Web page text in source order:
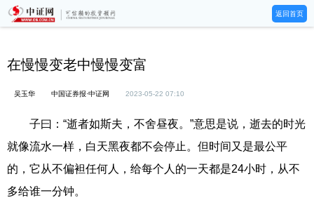
返回首页
在慢慢变老中慢慢变富
吴玉华 中国证券报·中证网 2023-05-22 07:10
子曰：“逝者如斯夫，不舍昼夜。”意思是说，逝去的时光
就像流水一样，白天黑夜都不会停止。但时间又是最公平
的，它从不偏袒任何人，给每个人的一天都是24小时，从不
多给谁一分钟。